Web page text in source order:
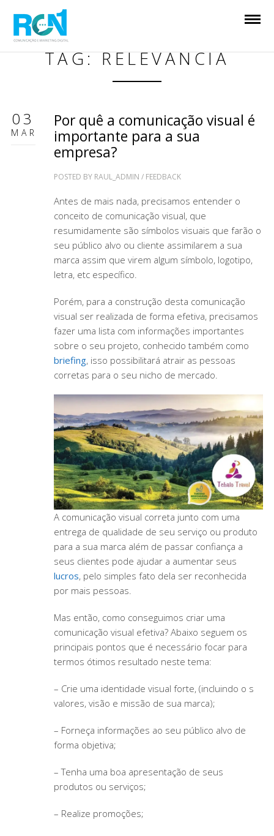
TAG: RELEVANCIA
03
MAR
Por quê a comunicação visual é
importante para a sua
empresa?
POSTED BY RAUL_ADMIN / FEEDBACK
Antes de mais nada, precisamos entender o
conceito de comunicação visual, que
resumidamente são símbolos visuais que farão o
seu público alvo ou cliente assimilarem a sua
marca assim que virem algum símbolo, logotipo,
letra, etc específico.
Porém, para a construção desta comunicação
visual ser realizada de forma efetiva, precisamos
fazer uma lista com informações importantes
sobre o seu projeto, conhecido também como
briefing, isso possibilitará atrair as pessoas
corretas para o seu nicho de mercado.
A comunicação visual correta junto com uma
entrega de qualidade de seu serviço ou produto
para a sua marca além de passar confiança a
seus clientes pode ajudar a aumentar seus
lucros, pelo simples fato dela ser reconhecida
por mais pessoas.
Mas então, como conseguimos criar uma
comunicação visual efetiva? Abaixo seguem os
principais pontos que é necessário focar para
termos ótimos resultado neste tema:
– Crie uma identidade visual forte, (incluindo o s
valores, visão e missão de sua marca);
– Forneça informações ao seu público alvo de
forma objetiva;
– Tenha uma boa apresentação de seus
produtos ou serviços;
– Realize promoções;